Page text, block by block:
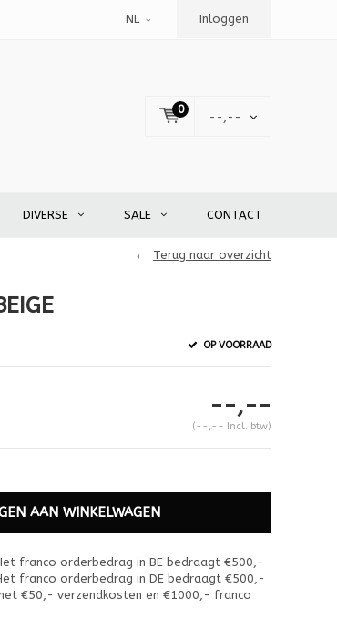
NL Inloggen
0
--,--
DIVERSE SALE CONTACT
Terug naar overzicht
OP VOORRAAD
--,--
(--,-- Incl. btw)
AAN WINKELWAGEN
franco orderbedrag in BE bedraagt €500,-
franco orderbedrag in DE bedraagt €500,-
€50,- verzendkosten en €1000,- franco